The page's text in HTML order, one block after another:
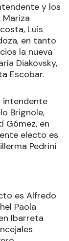
y los
Mariza
Luis
en tanto
la nueva
Diakovsky,
Escobar.
intendente
Brignole,
Gómez, en
electo es
Pedrini
es Alfredo
Paola
Ibarreta